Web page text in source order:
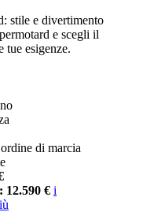
stile e divertimento
e scegli il
tue esigenze.
di marcia
12.590 € i